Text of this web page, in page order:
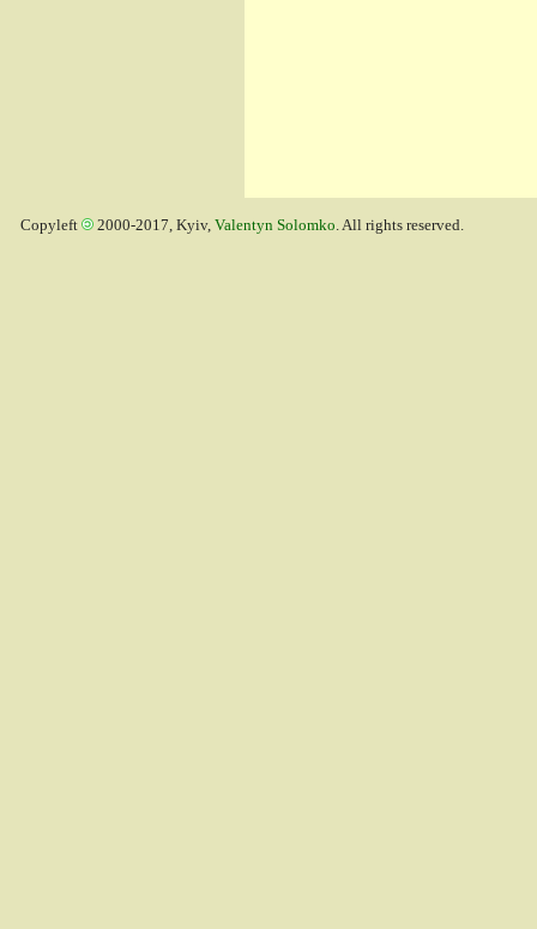
Copyleft 2000-2017, Kyiv, Valentyn Solomko. All rights reserved.